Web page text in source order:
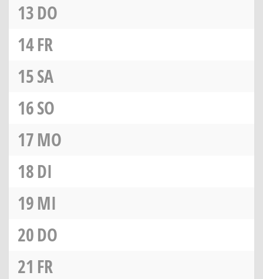
13DO
14FR
15SA
16SO
17MO
18DI
19MI
20DO
21 FR